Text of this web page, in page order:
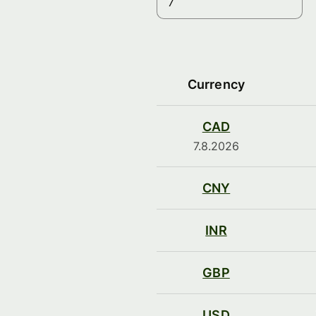
Currency
CAD
7.8.2026
CNY
INR
GBP